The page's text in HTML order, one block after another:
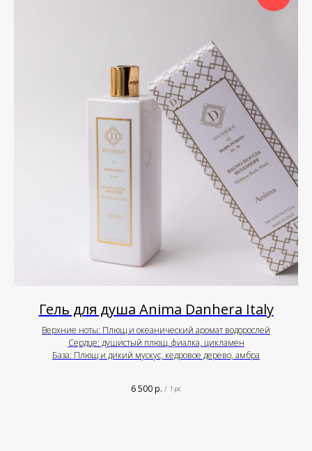
Гель для душа Anima Danhera Italy
Верхние ноты: Плющ и океанический аромат водорослей
Сердце: душистый плющ, фиалка, цикламен
База: Плющ и дикий мускус, кедровое дерево, амбра
6 500р. / 1 pc